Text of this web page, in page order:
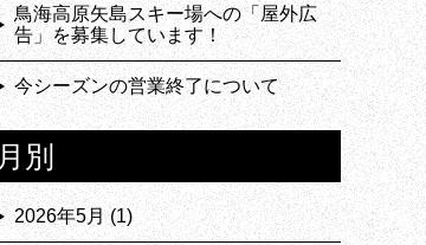
鳥海高原矢島スキー場への「屋外広
告」を募集しています！
今シーズンの営業終了について
月別
2026年5月(1)